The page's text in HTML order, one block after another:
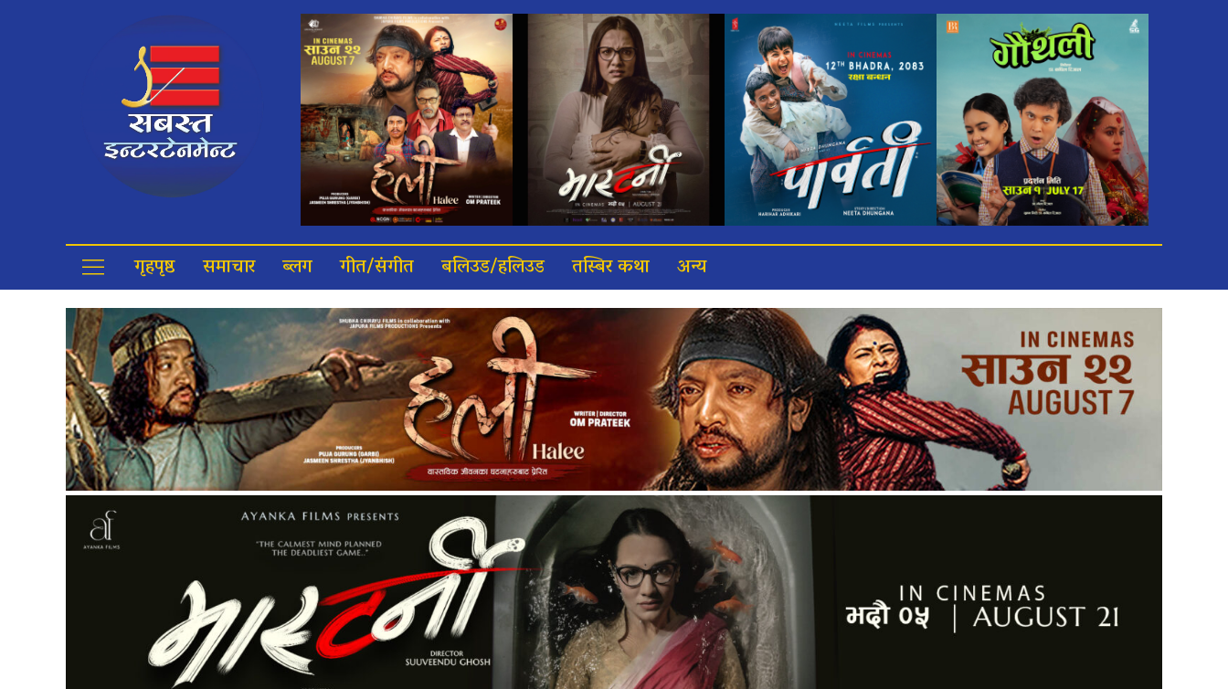
गृहपृष्ठ समाचार ब्लग गीत/संगीत बलिउड/हलिउड तस्बिर कथा अन्य